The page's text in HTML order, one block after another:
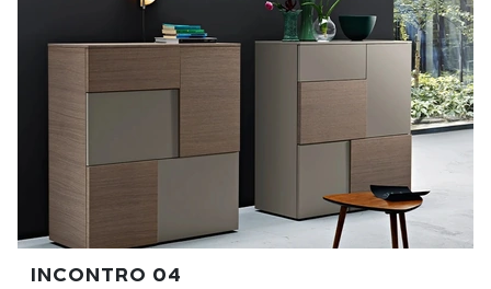
INCONTRO 04